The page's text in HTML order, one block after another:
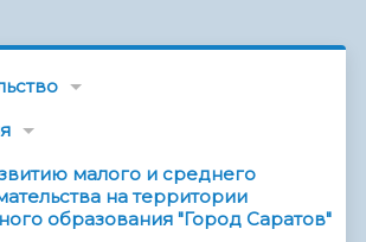
малого и среднего
на территории
образования "Город Саратов"